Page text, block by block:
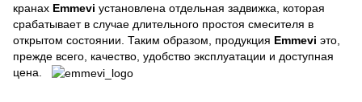
кранах Emmevi установлена отдельная задвижка, которая
срабатывает в случае длительного простоя смесителя в
открытом состоянии. Таким образом, продукция Emmevi это,
прежде всего, качество, удобство эксплуатации и доступная
цена.